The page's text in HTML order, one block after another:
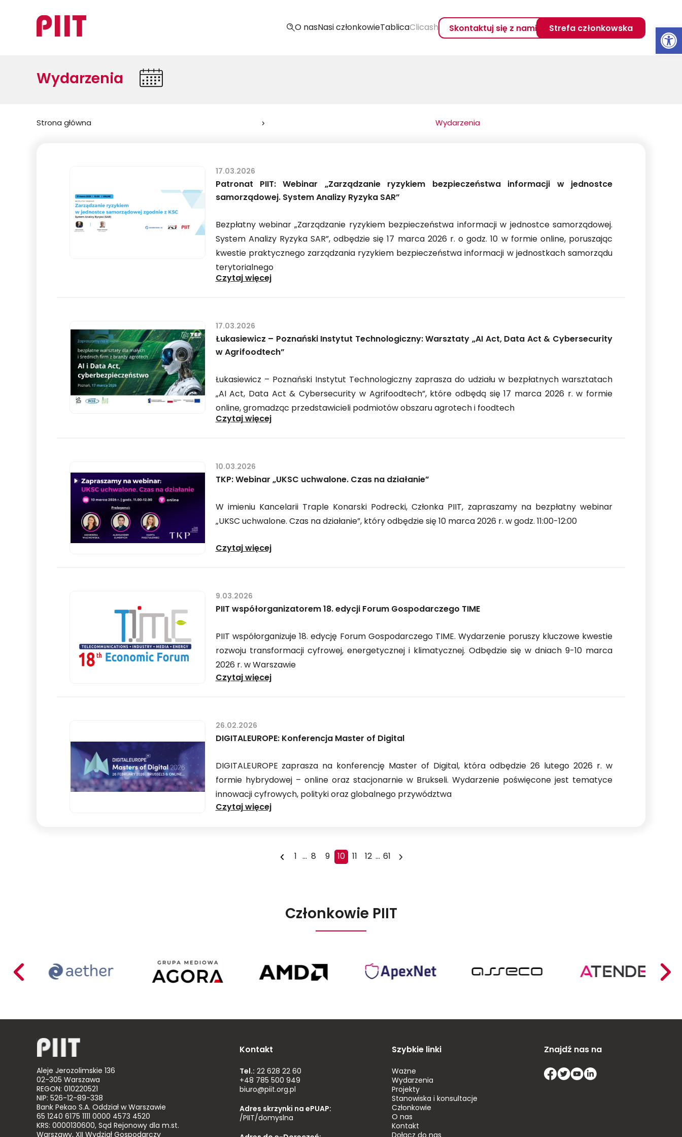
O nasNasi członkowieTablicaClicash Skontaktuj się z nami Strefa członkowska
Wydarzenia
Jesteś
Strona główna Wydarzenia
Patronat PIIT: Webinar „Zarządzanie ryzykiem bezpieczeństwa informacji w jednostce
samorządowej. System Analizy Ryzyka SAR”
Bezpłatny webinar „Zarządzanie ryzykiem bezpieczeństwa informacji w jednostce samorządowej.
System Analizy Ryzyka SAR”, odbędzie się 17 marca 2026 r. o godz. 10 w formie online, poruszając
kwestie praktycznego zarządzania ryzykiem bezpieczeństwa informacji w jednostkach samorządu
terytorialnego
Czytaj więcejPatronat
ryzykiem
bezpieczeństwa
w
jednostce
samorządowej.
System
17.03.2026
Łukasiewicz – Poznański Instytut Technologiczny: Warsztaty „AI Act, Data Act & Cybersecurity
w Agrifoodtech”
Łukasiewicz – Poznański Instytut Technologiczny zaprasza do udziału w bezpłatnych warsztatach
„AI Act, Data Act & Cybersecurity w Agrifoodtech”, które odbędą się 17 marca 2026 r. w formie
online, gromadząc przedstawicieli podmiotów obszaru agrotech i foodtech
Czytaj więcejŁukasiewicz
Technologiczny:
„AI
Act,
Act
Agrifoodtech”
17.03.2026
TKP: Webinar „UKSC uchwalone. Czas na działanie”
W imieniu Kancelarii Traple Konarski Podrecki, Członka PIIT, zapraszamy na bezpłatny webinar
„UKSC uchwalone. Czas na działanie”, który odbędzie się 10 marca 2026 r. w godz. 11:00-12:00
Czytaj więcejTKP:
Czas
działanie”
10.03.2026
PIIT współorganizatorem 18. edycji Forum Gospodarczego TIME
PIIT współorganizuje 18. edycję Forum Gospodarczego TIME. Wydarzenie poruszy kluczowe kwestie
rozwoju transformacji cyfrowej, energetycznej i klimatycznej. Odbędzie się w dniach 9-10 marca
2026 r. w Warszawie
Czytaj więcejPIIT
Forum
TIME
9.03.2026
DIGITALEUROPE: Konferencja Master of Digital
DIGITALEUROPE zaprasza na konferencję Master of Digital, która odbędzie 26 lutego 2026 r. w
formie hybrydowej – online oraz stacjonarnie w Brukseli. Wydarzenie poświęcone jest tematyce
innowacji cyfrowych, polityki oraz globalnego przywództwa
Czytaj więcejDIGITALEUROPE:
Digital
26.02.2026
1 ... 8 9 10 11 12 ... 61
Członkowie PIIT
Mariusz
Busiło
Agora
Poland
Aleje Jerozolimskie 136
02-305 Warszawa
REGON: 010220521
NIP: 526-12-89-338
Bank Pekao S.A. Oddział w Warszawie
65 1240 6175 1111 0000 4573 4520
KRS: 0000130600, Sąd Rejonowy dla m.st.
Kontakt
Tel.: 22 628 22 60
+48 785 500 949
biuro@piit.org.pl
Adres skrzynki na ePUAP:
/PIIT/domyslna
Szybkie linki
Ważne
Wydarzenia
Projekty
Stanowiska i konsultacje
Członkowie
O nas
Kontakt
Znajdź nas na